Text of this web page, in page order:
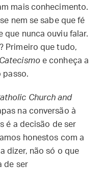
mais conhecimento.
nem se sabe que fé
que nunca ouviu falar.
Primeiro que tudo,
Catecismoe conheça a
passo.
Church and
na conversão à
é a decisão de ser
honestos com a
dizer, não só o que
de ser